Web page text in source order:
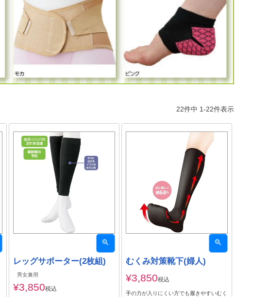
22件中 1-22件表示
レッグサポーター(2枚組)
男女兼用
¥3,850税込
むくみ対策靴下(婦人)
¥3,850税込
手の力が入りにくい方でも履きやすいむく